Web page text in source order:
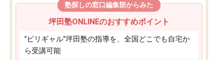
塾探しの窓口編集部からみた
坪田塾ONLINEのおすすめポイント
“ビリギャル”坪田塾の指導を、全国どこでも自宅か
ら受講可能